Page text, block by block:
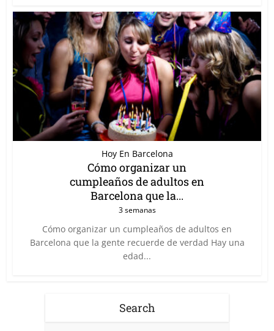
Hoy En Barcelona
Cómo organizar un
cumpleaños de adultos en
Barcelona que la...
3 semanas
Cómo organizar un cumpleaños de adultos en
Barcelona que la gente recuerde de verdad Hay una
edad...
Search